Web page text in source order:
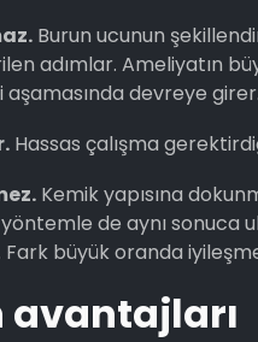
Burun ucunun
adımlar. Ameliyatın
devreye girer.
Hassas çalışma
Kemik yapısına
de aynı sonuca
büyük oranda
avantajları